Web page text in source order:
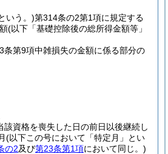
いう。)第314条の2第1項に規定する
(以下「基礎控除後の総所得金額等」
第9項中雑損失の金額に係る部分の
資格を喪失した日の前日以後継続し
(以下この号において「特定月」とい
の2及び第23条第1項において同じ。)